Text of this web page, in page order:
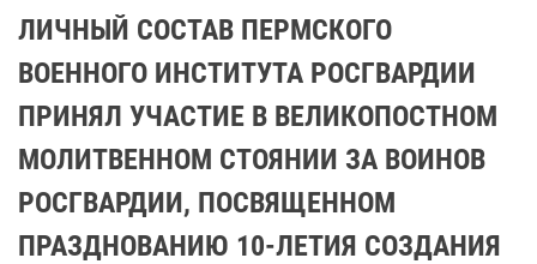
ЛИЧНЫЙ СОСТАВ ПЕРМСКОГО
ВОЕННОГО ИНСТИТУТА РОСГВАРДИИ
ПРИНЯЛ УЧАСТИЕ В ВЕЛИКОПОСТНОМ
МОЛИТВЕННОМ СТОЯНИИ ЗА ВОИНОВ
РОСГВАРДИИ, ПОСВЯЩЕННОМ
ПРАЗДНОВАНИЮ 10-ЛЕТИЯ СОЗДАНИЯ